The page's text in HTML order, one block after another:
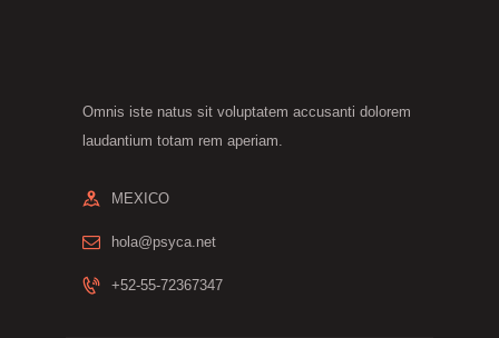
Omnis iste natus sit voluptatem accusanti dolorem
laudantium totam rem aperiam.
MEXICO
hola@psyca.net
+52-55-72367347